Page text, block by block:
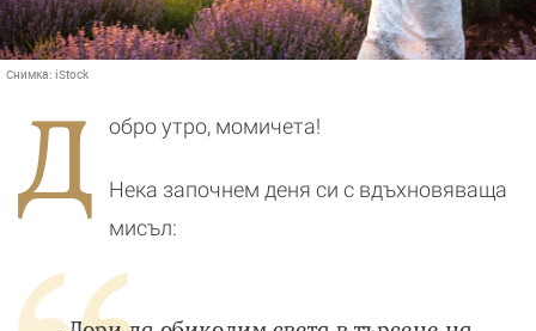
Снимка: iStock
Д обро утро, момичета!
Нека започнем деня си с вдъхновяваща
мисъл: